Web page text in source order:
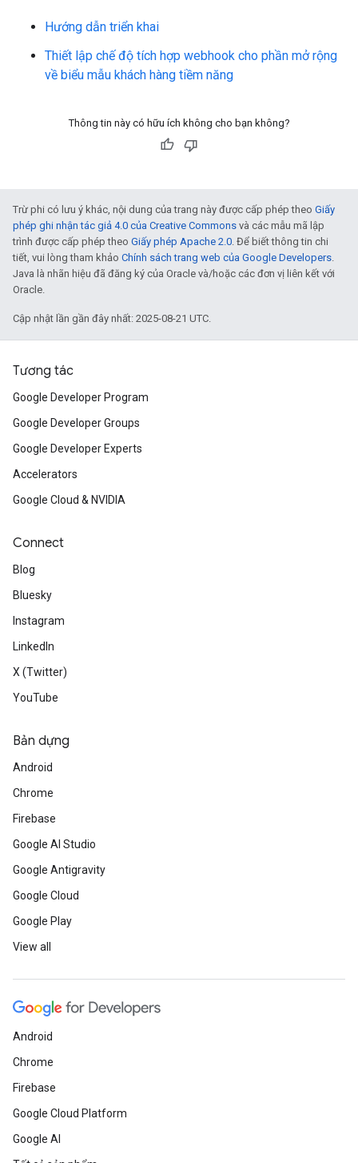
Hướng dẫn triển khai
Thiết lập chế độ tích hợp webhook cho phần mở rộng
về biểu mẫu khách hàng tiềm năng
Thông tin này có hữu ích không cho bạn không?
Trừ phi có lưu ý khác, nội dung của trang này được cấp phép theo Giấy
phép ghi nhận tác giả 4.0 của Creative Commons và các mẫu mã lập
trình được cấp phép theo Giấy phép Apache 2.0 . Để biết thông tin chi
tiết, vui lòng tham khảo Chính sách trang web của Google Developers
Java là nhãn hiệu đã đăng ký của Oracle và/hoặc các đơn vị liên kết với
Oracle.
Cập nhật lần gần đây nhất: 2025-08-21 UTC.
Tương tác
Google Developer Program
Google Developer Groups
Google Developer Experts
Accelerators
Google Cloud & NVIDIA
Connect
Blog
Bluesky
Instagram
LinkedIn
X (Twitter)
YouTube
Bản dựng
Android
Chrome
Firebase
Google AI Studio
Google Antigravity
Google Cloud
Google Play
View all
Android
Chrome
Firebase
Google Cloud Platform
Google AI